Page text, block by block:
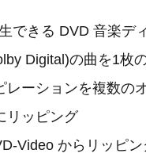
できる DVD 音楽
Digital)の曲を1枚
レーションを複数の
リッピング
Video からリッピ